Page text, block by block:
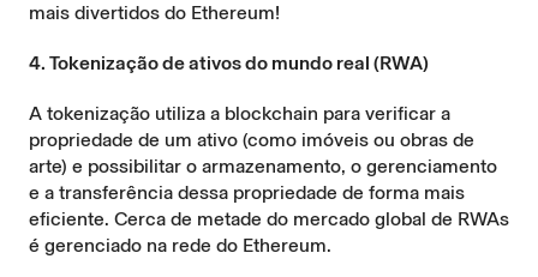
mais divertidos do Ethereum!
4. Tokenização de ativos do mundo real (RWA)
A tokenização utiliza a blockchain para verificar a
propriedade de um ativo (como imóveis ou obras de
arte) e possibilitar o armazenamento, o gerenciamento
e a transferência dessa propriedade de forma mais
eficiente. Cerca de metade do mercado global de RWAs
é gerenciado na rede do Ethereum.